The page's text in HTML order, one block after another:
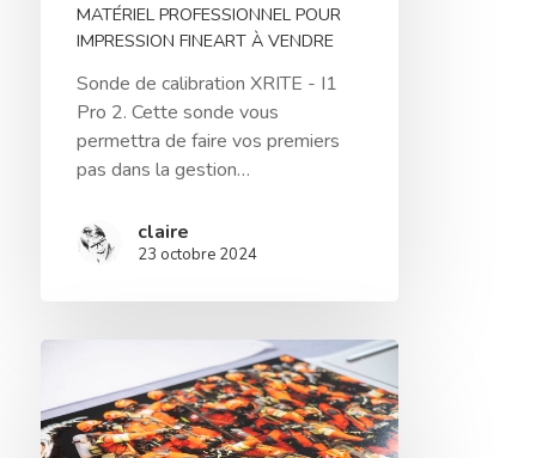
Hit enter to search or ESC to close
MATÉRIEL PROFESSIONNEL POUR
IMPRESSION FINEART À VENDRE
Sonde de calibration XRITE - I1
Pro 2. Cette sonde vous
permettra de faire vos premiers
pas dans la gestion…
claire
23 octobre 2024